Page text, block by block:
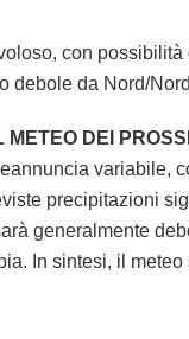
con
debole da Nord/
DEI
variabile,
precipitazioni
generalmente
In sintesi, il